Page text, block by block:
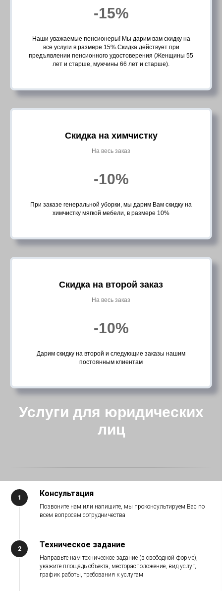
-15%
Наши уважаемые пенсионеры! Мы дарим вам скидку на
все услуги в размере 15%.Скидка действует при
предъявлении пенсионного удостоверения (Женщины 55
лет и старше, мужчины 66 лет и старше).
Скидка на химчистку
На весь заказ
-10%
При заказе генеральной уборки, мы дарим Вам скидку на
химчистку мягкой мебели, в размере 10%
Скидка на второй заказ
На весь заказ
-10%
Дарим скидку на второй и следующие заказы нашим
постоянным клиентам
Услуги для юридических
лиц
Консультация
Позвоните нам или напишите, мы проконсультируем Вас по
всем вопросам сотрудничества
Техническое задание
Направьте нам техническое задание (в свободной форме),
укажите площадь объекта, месторасположение, вид услуг,
график работы, требования к услугам